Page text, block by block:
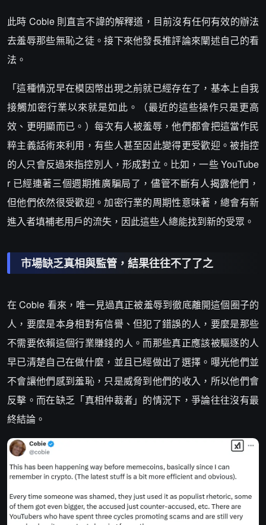
此時 Cobie 則直言不諱的解釋道，目前沒有任何有效的辦法
去羞辱那些無恥之徒。接下來他發長推評論來闡述自己的看
法。
「這種情況早在模因幣出現之前就已經存在了，基本上自我
接觸加密行業以來就是如此。（最近的這些操作只是更高
效、更明顯而已。）每次有人被羞辱，他們都會把這當作民
粹主義話術來利用，有些人甚至因此變得更受歡迎。被指控
的人只會反過來指控別人，形成對立。比如，一些 YouTube
r 已經連著三個週期推廣騙局了，儘管不斷有人揭露他們，
但他們依然很受歡迎。加密行業的周期性意味著，總會有新
進入者填補老用戶的流失，因此這些人總能找到新的受眾。
市場缺乏真相與監管，結果往往不了了之
在 Cobie 看來，唯一見過真正被羞辱到徹底離開這個圈子的
人，要麼是本身相對有信譽、但犯了錯誤的人，要麼是那些
不需要依賴這個行業賺錢的人。而那些真正應該被驅逐的人
早已清楚自己在做什麼，並且已經做出了選擇。曝光他們並
不會讓他們感到羞恥，只是威脅到他們的收入，所以他們會
反擊。而在缺乏「真相仲裁者」的情況下，爭論往往沒有最
終結論。